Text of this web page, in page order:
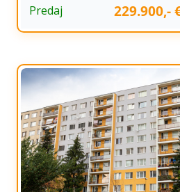
Predaj 229.900,-